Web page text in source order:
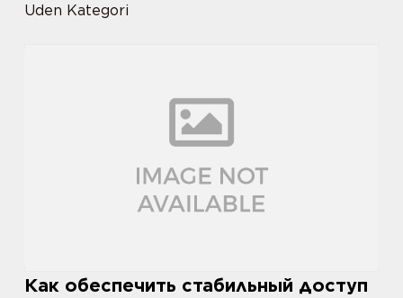
Uden Kategori
Как обеспечить стабильный доступ